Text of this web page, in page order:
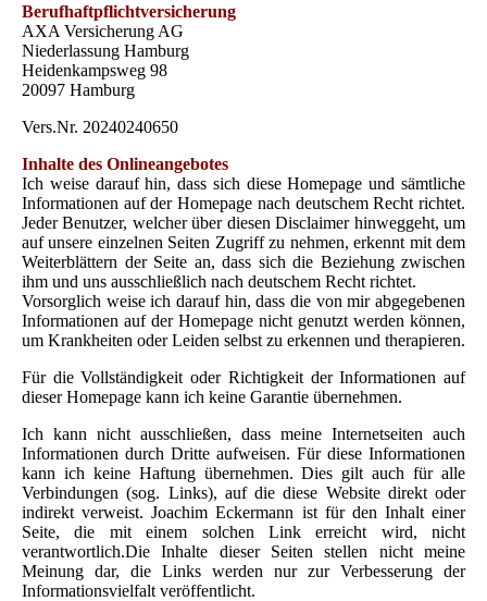
Berufhaftpflichtversicherung
AXA Versicherung AG
Niederlassung Hamburg
Heidenkampsweg 98
20097 Hamburg
Vers.Nr. 20240240650
Inhalte des Onlineangebotes
Ich weise darauf hin, dass sich diese Homepage und sämtliche
Informationen auf der Homepage nach deutschem Recht richtet.
Jeder Benutzer, welcher über diesen Disclaimer hinweggeht, um
auf unsere einzelnen Seiten Zugriff zu nehmen, erkennt mit dem
Weiterblättern der Seite an, dass sich die Beziehung zwischen
ihm und uns ausschließlich nach deutschem Recht richtet.
Vorsorglich weise ich darauf hin, dass die von mir abgegebenen
Informationen auf der Homepage nicht genutzt werden können,
um Krankheiten oder Leiden selbst zu erkennen und therapieren.
Für die Vollständigkeit oder Richtigkeit der Informationen auf
dieser Homepage kann ich keine Garantie übernehmen.
Ich kann nicht ausschließen, dass meine Internetseiten auch
Informationen durch Dritte aufweisen. Für diese Informationen
kann ich keine Haftung übernehmen. Dies gilt auch für alle
Verbindungen (sog. Links), auf die diese Website direkt oder
indirekt verweist. Joachim Eckermann ist für den Inhalt einer
Seite, die mit einem solchen Link erreicht wird, nicht
verantwortlich.Die Inhalte dieser Seiten stellen nicht meine
Meinung dar, die Links werden nur zur Verbesserung der
Informationsvielfalt veröffentlicht.